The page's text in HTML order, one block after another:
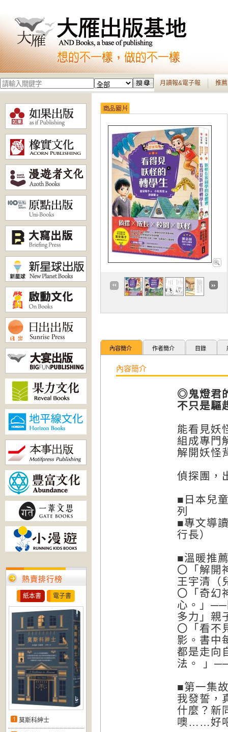
月讀報&電子報 推
熱賣排行榜
紙本書 電子書
莫斯科紳士
內容簡介 作者簡介 目錄
內容簡介
◎鬼燈君
不只是驅
能看見妖
組成專門
解開妖怪
偵探團，
■日本兒
列
■專文導
行長）
■溫暖推
〇「解開
王宇清（
〇「奇幻
心。」──
多力」親
〇「看不
影。書中
都是走向
法。 」
■第一集
我發誓，
什麼？新
噢……好